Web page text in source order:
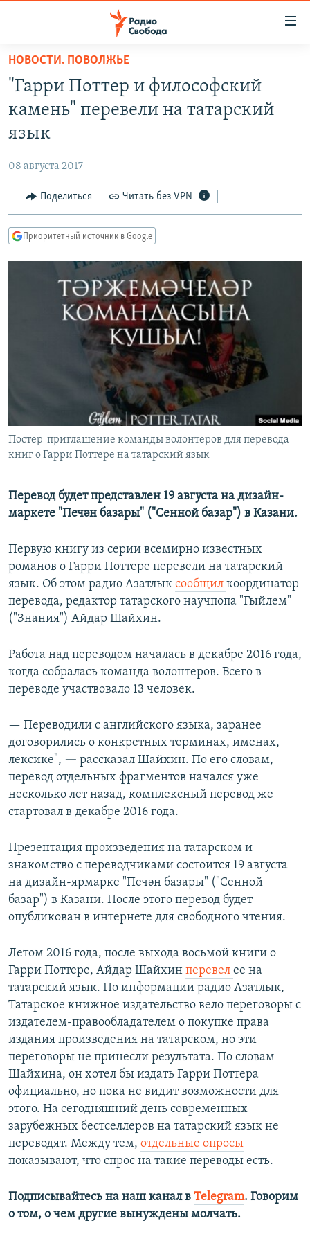
упрощенного
доступа
основному
Вернутся
Вернутся
ПРОГРАММЫ
ПОДКАСТЫ
АВТОРСКИЕ ПРОЕКТЫ
МНЕНИЯ
КУЛЬТУРА
КАВКАЗ.РЕАЛИИ
СЕВЕР.РЕАЛИИ
СИБИРЬ.РЕАЛИИ
РАСПИСАНИЕ ВЕЩАНИЯ
ПОДПИШИТЕСЬ НА РАССЫЛКУ
НОВОСТИ. ПОВОЛЖЬЕ
"Гарри Поттер и философский
камень" перевели на татарский
язык
08 августа 2017
Поделиться Читать без VPN
Приоритетный источник в Google
Постер-приглашение команды волонтеров для перевода
книг о Гарри Поттере на татарский язык
Перевод будет представлен 19 августа на дизайн-
маркете "Печән базары" ("Сенной базар") в Казани.
Первую книгу из серии всемирно известных
романов о Гарри Поттере перевели на татарский
язык. Об этом радио Азатлык сообщил координатор
перевода, редактор татарского научпопа "Гыйлем"
("Знания") Айдар Шайхин.
Работа над переводом началась в декабре 2016 года,
когда собралась команда волонтеров. Всего в
переводе участвовало 13 человек.
— Переводили с английского языка, заранее
договорились о конкретных терминах, именах,
лексике", — рассказал Шайхин. По его словам,
перевод отдельных фрагментов начался уже
несколько лет назад, комплексный перевод же
стартовал в декабре 2016 года.
Презентация произведения на татарском и
знакомство с переводчиками состоится 19 августа
на дизайн-ярмарке "Печән базары" ("Сенной
базар") в Казани. После этого перевод будет
опубликован в интернете для свободного чтения.
Летом 2016 года, после выхода восьмой книги о
Гарри Поттере, Айдар Шайхин перевел ее на
татарский язык. По информации радио Азатлык,
Татарское книжное издательство вело переговоры с
издателем-правообладателем о покупке права
издания произведения на татарском, но эти
переговоры не принесли результата. По словам
Шайхина, он хотел бы издать Гарри Поттера
официально, но пока не видит возможности для
этого. На сегодняшний день современных
зарубежных бестселлеров на татарский язык не
переводят. Между тем, отдельные опросы
показывают, что спрос на такие переводы есть.
Подписывайтесь на наш канал в Telegram. Говорим
о том, о чем другие вынуждены молчать.